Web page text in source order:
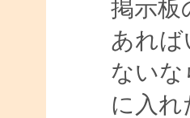
掲示板
あれば
ないな
に入